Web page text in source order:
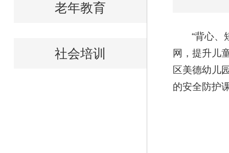
老年教育
社会培训
“背心、
网，提升儿
区美德幼儿
的安全防护